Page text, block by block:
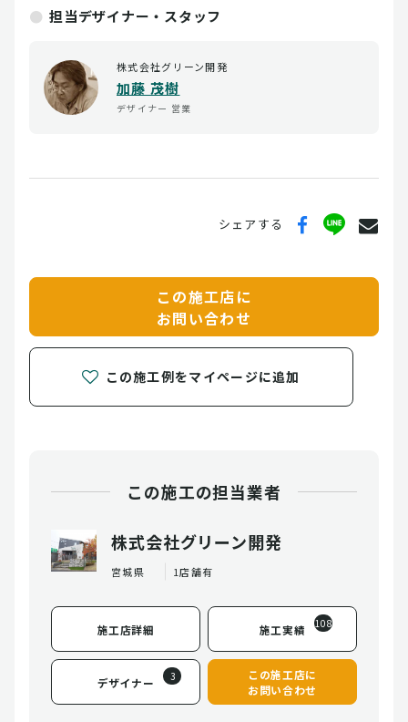
担当デザイナー・スタッフ
株式会社グリーン開発
加藤 茂樹
デザイナー 営業
シェアする
この施工店に
お問い合わせ
この施工例をマイページに追加
この施工の担当業者
株式会社グリーン開発
宮城県 1店舗有
施工店詳細 施工実績 108
デザイナー 3
この施工店に
お問い合わせ